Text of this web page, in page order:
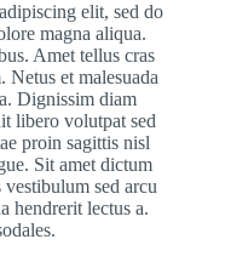
elit, sed do
magna aliqua.
Amet tellus cras
Netus et malesuada
Dignissim diam
libero volutpat sed
proin sagittis nisl
Sit amet dictum
sed arcu
hendrerit lectus a.